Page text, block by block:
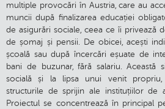
multiple provocări în Austria, care au
muncii după finalizarea educației
de asigurări sociale, ceea ce îi privează
de șomaj și pensii. De obicei, acești
școală sau după încercări eșuate de
bani de buzunar, fără salariu. Această
socială și la lipsa unui venit propriu,
structurile de sprijin ale instituțiilor de
Proiectul se concentrează în principal